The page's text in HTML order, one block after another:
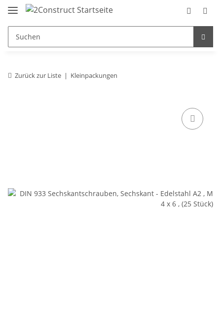
Zurück zur Liste Kleinpackungen